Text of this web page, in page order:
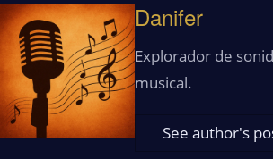
Danifer
Explorador de
musical.
See author's